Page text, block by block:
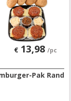
€13,98 /pc
Pak Rand